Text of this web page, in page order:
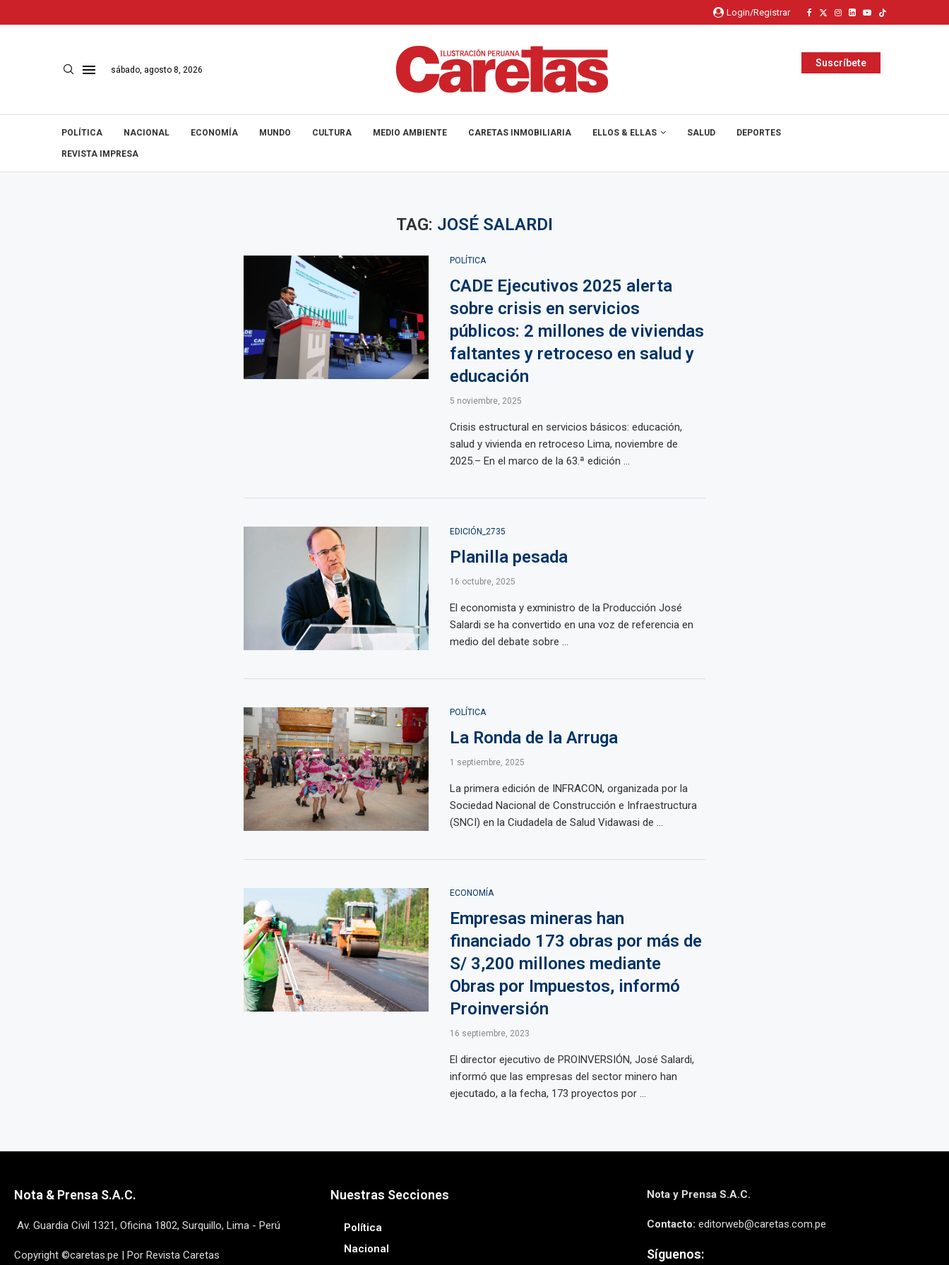
Login/Registrar
sábado, agosto 8, 2026
Suscríbete
POLÍTICA NACIONAL ECONOMÍA MUNDO CULTURA MEDIO AMBIENTE CARETAS INMOBILIARIA ELLOS & ELLAS SALUD DEPORTES
REVISTA IMPRESA
TAG: JOSÉ SALARDI
POLÍTICA
CADE Ejecutivos 2025 alerta
sobre crisis en servicios
públicos: 2 millones de viviendas
faltantes y retroceso en salud y
educación
5 noviembre, 2025
Crisis estructural en servicios básicos: educación,
salud y vivienda en retroceso Lima, noviembre de
2025.– En el marco de la 63.ª edición ...
EDICIÓN_2735
Planilla pesada
16 octubre, 2025
El economista y exministro de la Producción José
Salardi se ha convertido en una voz de referencia en
medio del debate sobre ...
POLÍTICA
La Ronda de la Arruga
1 septiembre, 2025
La primera edición de INFRACON, organizada por la
Sociedad Nacional de Construcción e Infraestructura
(SNCI) en la Ciudadela de Salud Vidawasi de ...
ECONOMÍA
Empresas mineras han
financiado 173 obras por más de
S/ 3,200 millones mediante
Obras por Impuestos, informó
Proinversión
16 septiembre, 2023
El director ejecutivo de PROINVERSIÓN, José Salardi,
informó que las empresas del sector minero han
ejecutado, a la fecha, 173 proyectos por ...
Nota & Prensa S.A.C.
Av. Guardia Civil 1321, Oficina 1802, Surquillo, Lima - Perú
Copyright ©caretas.pe | Por Revista Caretas
Nuestras Secciones
Política
Nacional
Nota y Prensa S.A.C.
Contacto: editorweb@caretas.com.pe
Síguenos: